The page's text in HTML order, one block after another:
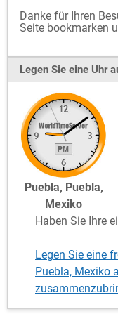
Danke für Ihren
Seite bookmarken
Legen Sie eine Uhr
Puebla, Puebla,
Mexiko
Haben Sie Ihre
Legen Sie eine
Puebla, Mexiko